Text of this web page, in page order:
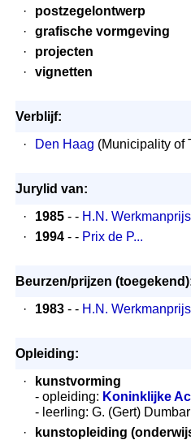
·
postzegelontwerp
·
grafische vormgeving
·
projecten
·
vignetten
Verblijf:
·
Den Haag (Municipality of
Jurylid van:
·
1985 - - H.N.
·
1994 - - Prix de P...
Beurzen/prijzen
·
1983 - - H.N.
Opleiding:
·
kunstvorming
- opleiding: Koninklijke
- leerling: G. (Gert) Dumbar
·
kunstopleiding